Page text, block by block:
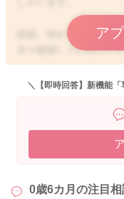
現状、何かしらの子宮
月で再開していないこ
とは言え、下腹部痛が
ますので、念のために
お大事になされてくだ
よろしくお願いします
ア
＼【即時回答】新機能
0歳6カ月の注目相